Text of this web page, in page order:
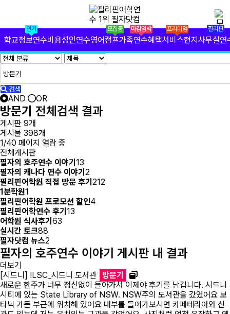
✕
필리핀 학원 정보
필리핀 연수 비용
유형별 필리핀 연수
필리핀 영어 캠프
필리핀 가족 연수
필자닷컴 프리미엄 서비스
필리핀 연수정보
필자닷컴 이벤트
필리핀 출국준비
필리핀 조기유학
필리핀 연계연수
필자뉴스
인기
학교정보연수비용성인연수
모집중
영어캠프
마감임박
가족연수
프리미엄
혜택서비스
필리핀
현지사무실연
검색
AND OR
방문기 전체검색 결과
게시판 9개
게시물 398개
1/40 페이지 열람 중
전체게시판
필자의 호주연수 이야기 13
필자의 캐나다 연수 이야기 2
필리핀어학원 직접 방문 후기 212
1분학원1
필리핀어학원 프로모션 할인4
필리핀어학연수 후기 13
어학원 식사후기 63
실시간 토크88
필자닷컴 뉴스2
필자의 호주연수 이야기 게시판 내 결과
더보기
[시드니] ILSC_시드니 도서관
방문기
새로운 한주가 너무 정신없이 돌아가서 이제야 후기를 남깁니다. 시드니
시티에 있는 State Library of NSW. NSW주의 도서관을 갔었어요 보
타닉 가든 부근에 위치해 있어요 내부를 들어가보시면 카페테리아와 신